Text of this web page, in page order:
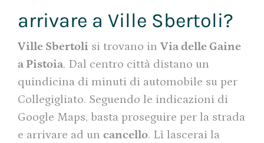
arrivare a Ville Sbertoli?
Ville Sbertoli si trovano in Via delle Gaine
a Pistoia. Dal centro città distano un
quindicina di minuti di automobile su per
Collegigliato. Seguendo le indicazioni di
Google Maps, basta proseguire per la strada
e arrivare ad un cancello. Lì lascerai la